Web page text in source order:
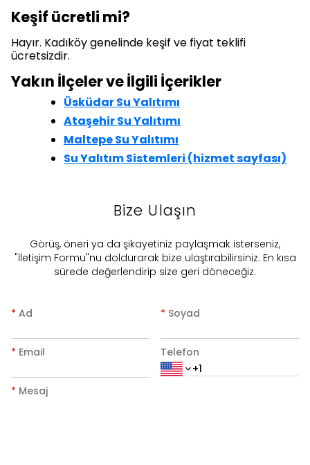
Keşif ücretli mi?
Hayır. Kadıköy genelinde keşif ve fiyat teklifi
ücretsizdir.
Yakın İlçeler ve İlgili İçerikler
Üsküdar Su Yalıtımı
Ataşehir Su Yalıtımı
Maltepe Su Yalıtımı
Su Yalıtım Sistemleri (hizmet sayfası)
Bize Ulaşın
​Görüş, öneri ya da şikayetiniz paylaşmak isterseniz,
"İletişim Formu"nu doldurarak bize ulaştırabilirsiniz. En kısa
sürede değerlendirip size geri döneceğiz.
* Ad * Soyad
* Email Telefon
* Mesaj